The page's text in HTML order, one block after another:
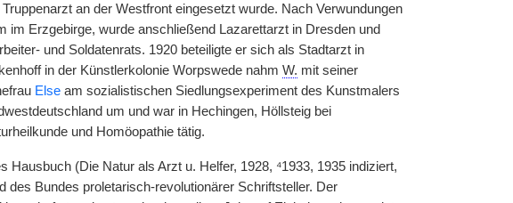
an der Westfront eingesetzt wurde. Nach Verwundungen
im Erzgebirge, wurde anschließend Lazarettarzt in Dresden und
und Soldatenrats. 1920 beteiligte er sich als Stadtarzt in
in der Künstlerkolonie Worpswede nahm W. mit seiner
Elseam sozialistischen Siedlungsexperiment des Kunstmalers
um und war in Hechingen, Höllsteig bei
und Homöopathie tätig.
(Die Natur als Arzt u. Helfer, 1928, ⁴1933, 1935 indiziert,
des Bundes proletarisch-revolutionärer Schriftsteller. Der